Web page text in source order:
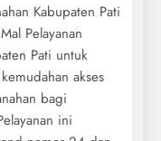
Kabupaten Pati
Pelayanan
Pati untuk
akses
bagi
ini